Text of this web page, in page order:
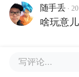
随手丢 ·
啥玩意
写评论...